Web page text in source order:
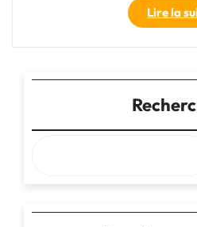
Lire la